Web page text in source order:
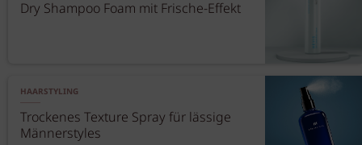
Dry Shampoo Foam mit Frische-Effekt
HAARSTYLING
Trockenes Texture Spray für lässige
Männerstyles